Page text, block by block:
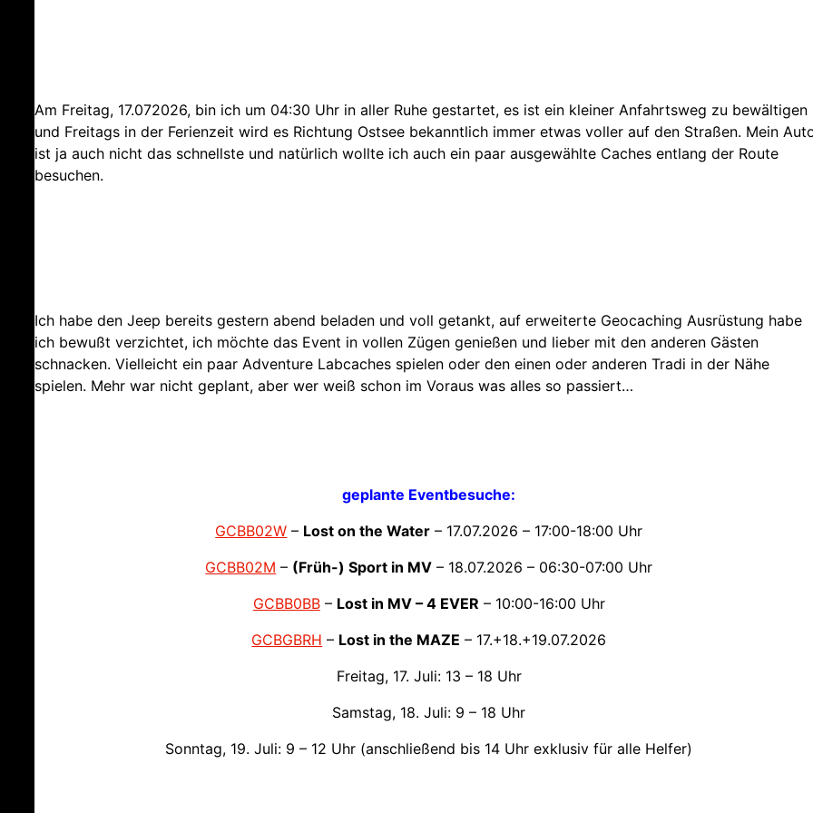
Am Freitag, 17.072026, bin ich um 04:30 Uhr in aller Ruhe gestartet, es ist ein kleiner Anfahrtsweg zu bewältigen
und Freitags in der Ferienzeit wird es Richtung Ostsee bekanntlich immer etwas voller auf den Straßen. Mein
ist ja auch nicht das schnellste und natürlich wollte ich auch ein paar ausgewählte Caches entlang der Route
besuchen.
Ich habe den Jeep bereits gestern abend beladen und voll getankt, auf erweiterte Geocaching Ausrüstung habe
ich bewußt verzichtet, ich möchte das Event in vollen Zügen genießen und lieber mit den anderen Gästen
schnacken. Vielleicht ein paar Adventure Labcaches spielen oder den einen oder anderen Tradi in der Nähe
spielen. Mehr war nicht geplant, aber wer weiß schon im Voraus was alles so passiert…
geplante Eventbesuche:
GCBB02W – Lost on the Water – 17.07.2026 – 17:00-18:00 Uhr
GCBB02M – (Früh-) Sport in MV – 18.07.2026 – 06:30-07:00 Uhr
GCBB0BB– Lost in MV – 4 EVER – 10:00-16:00 Uhr
GCBGBRH – Lost in the MAZE – 17.+18.+19.07.2026
Freitag, 17. Juli: 13 – 18 Uhr
Samstag, 18. Juli: 9 – 18 Uhr
Sonntag, 19. Juli: 9 – 12 Uhr (anschließend bis 14 Uhr exklusiv für alle Helfer)